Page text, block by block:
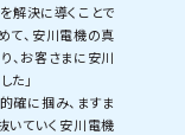
解決に導くことで
て、安川電機の真
、お客さまに安川
た」
確に掴み、ますま
いていく安川電機